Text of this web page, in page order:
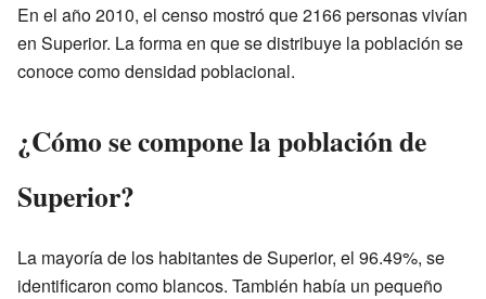
En el año 2010, el censo mostró que 2166 personas vivían
en Superior. La forma en que se distribuye la población se
conoce como densidad poblacional.
¿Cómo se compone la población de
Superior?
La mayoría de los habitantes de Superior, el 96.49%, se
identificaron como blancos. También había un pequeño